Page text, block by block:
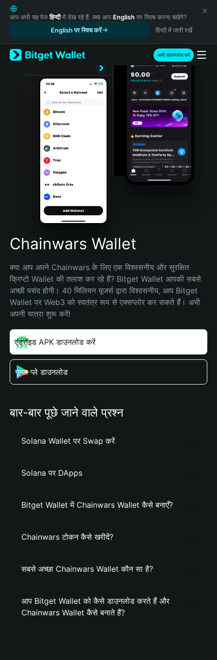
English
日本語
Русский
Español (Latinoamérica)
Türkçe
Português (Portugal)
Bahasa Indonesia
Português (Brasil)
Español (Argentina)
आप अभी यह पेजहिन्दीमें देख रहे हैं. क्या आप English पर स्विच करना चाहेंगे?
English पर स्विच करें
हिन्दी में जारी रखें
अभी डाउनलोड करें
Chainwars Wallet
क्या आप अपने Chainwars के लिए एक विश्वसनीय और सुरक्षित
क्रिप्टो Wallet की तलाश कर रहे हैं? Bitget Wallet आपकी सबसे
अच्छी पसंद होगी। 40 मिलियन यूजर्स द्वारा विश्वसनीय, आप Bitget
Wallet पर Web3 को स्वतंत्र रूप से एक्सप्लोर कर सकते हैं। अभी
अपनी यात्रा शुरू करें!
एंड्रॉइड APK डाउनलोड करें
गूगल प्ले डाउनलोड
बार-बार पूछे जाने वाले प्रश्न
Solana Wallet पर Swap करें
Solana पर DApps
Bitget Wallet में Chainwars Wallet कैसे बनाएँ?
Chainwars टोकन कैसे खरीदें?
सबसे अच्छा Chainwars Wallet कौन सा है?
आप Bitget Wallet को कैसे डाउनलोड करते हैं और
Chainwars Wallet कैसे बनाते हैं?